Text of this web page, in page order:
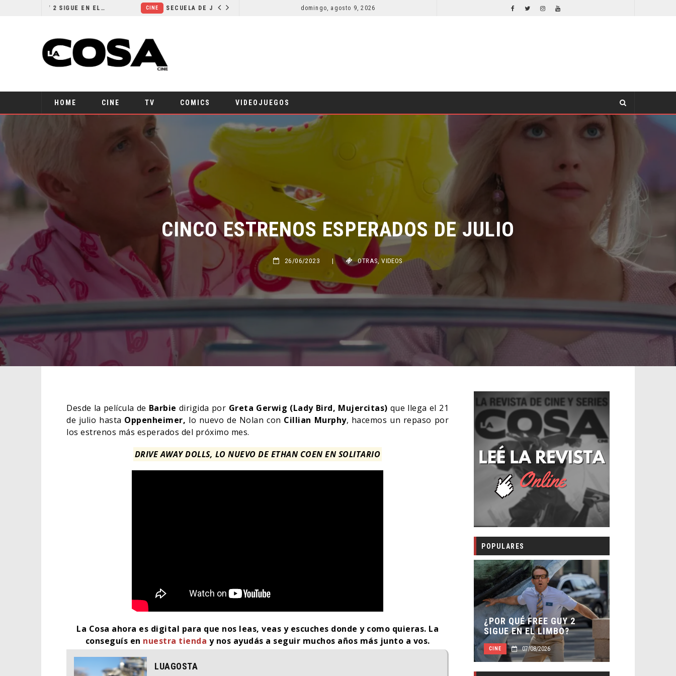
CINE SECUELA DE JURASSIC WORLD REBIRTH PIERDE DIRECTOR domingo, agosto 9, 2026
HOME CINE TV COMICS VIDEOJUEGOS
CINCO ESTRENOS ESPERADOS DE JULIO
26/06/2023 OTRAS VIDEOS
Desde la película de Barbie dirigida por Greta Gerwig (Lady Bird, Mujercitas) que llega el 21
de julio hasta Oppenheimer, lo nuevo de Nolan con Cillian Murphy, hacemos un repaso por
los estrenos más esperados del próximo mes.
DRIVE AWAY DOLLS, LO NUEVO DE ETHAN COEN EN SOLITARIO
La Cosa ahora es digital para que nos leas, veas y escuches donde y como quieras. La
conseguís en nuestra tienda y nos ayudás a seguir muchos años más junto a vos.
LUAGOSTA
POPULARES
ELIGE A SU VILLANO
CINE 06/08/2026
LA NOCHE DEL DEMONIO:
TRAILER FINAL
CINE 06/08/2026
¿POR QUÉ FREE GUY 2
SIGUE EN EL LIMBO?
CINE 07/08/2026